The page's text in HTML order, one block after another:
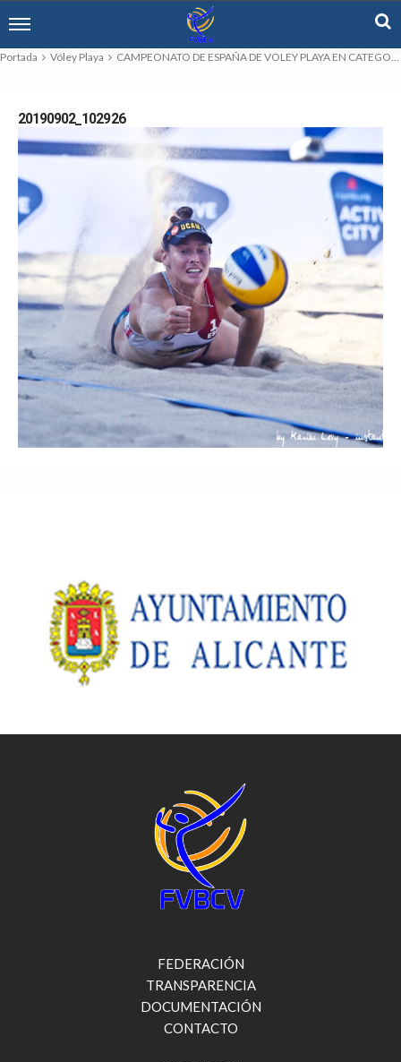
Portada Vóley Playa CAMPEONATO DE ESPAÑA DE VOLEY PLAYA EN CATEGORIA ABSOLUTA EN FUENGIROLA.
20190902_102926
FEDERACIÓN
TRANSPARENCIA
DOCUMENTACIÓN
CONTACTO